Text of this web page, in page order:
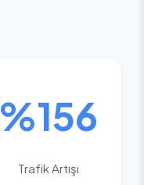
%156
Trafik Artışı